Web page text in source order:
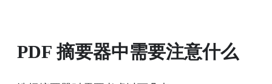
PDF 摘要器中需要注意什么